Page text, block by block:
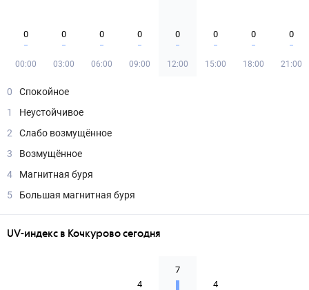
0
00:00
0
03:00
0
06:00
0
09:00
0
12:00
0
15:00
0
18:00
0
21:00
0
Спокойное
1
Неустойчивое
2
Слабо возмущённое
3
Возмущённое
4
Магнитная буря
5
Большая магнитная буря
UV-индекс в Кочкурово сегодня
4
7
4